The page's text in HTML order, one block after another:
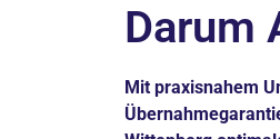
Darum
Mit praxisnahem